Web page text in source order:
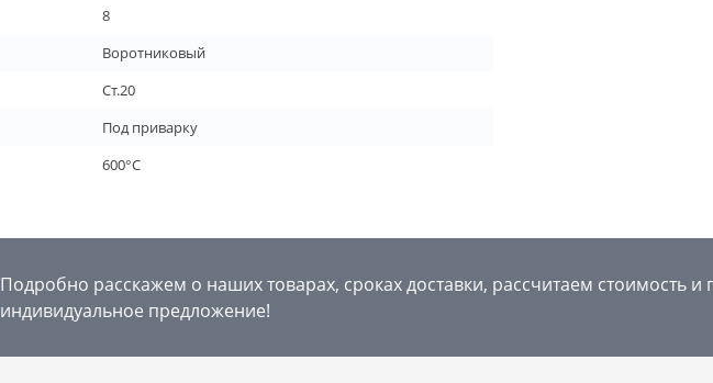
8
Воротниковый
Ст.20
Под приварку
600°С
Подробно расскажем о наших товарах, сроках доставки, рассчитаем стоимость и
индивидуальное предложение!